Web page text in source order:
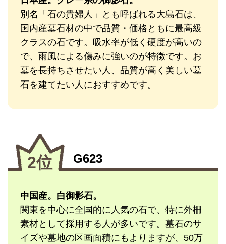
別名「石の貴婦人」とも呼ばれる大島石は、
国内産墓石材の中で品質・価格ともに最高級
クラスの石です。吸水率が低く硬度が高いの
で、雨風による傷みに強いのが特徴です。お
墓を長持ちさせたい人、品質が高く美しい墓
石を建てたい人におすすめです。
2位 G623
中国産。白御影石。
関東を中心に全国的に人気の石で、特に外柵
素材として採用する人が多いです。墓石のサ
イズや墓地の区画面積にもよりますが、50万